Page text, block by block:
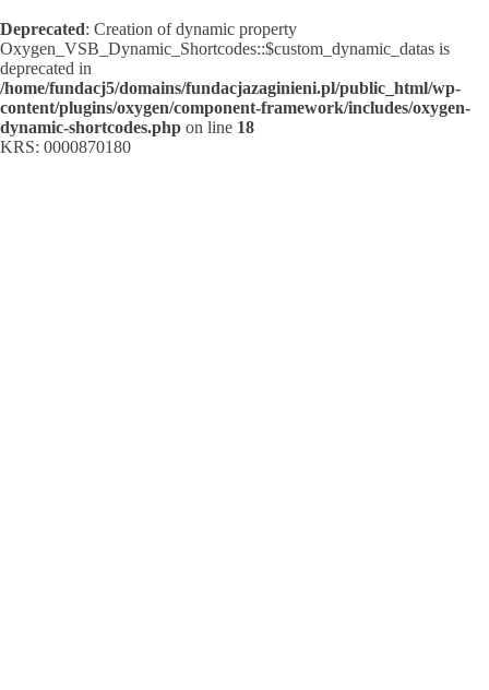
Deprecated: Creation of dynamic property
Oxygen_VSB_Dynamic_Shortcodes::$custom_dynamic_datas is
deprecated in
/home/fundacj5/domains/fundacjazaginieni.pl/public_html/wp-
content/plugins/oxygen/component-framework/includes/oxygen-
dynamic-shortcodes.php on line 18
KRS: 0000870180